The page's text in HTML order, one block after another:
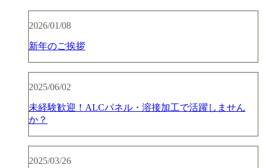
2026/01/08
新年のご挨拶
2025/06/02
未経験歓迎！ALCパネル・溶接加工で活躍しません
か？
2025/03/26